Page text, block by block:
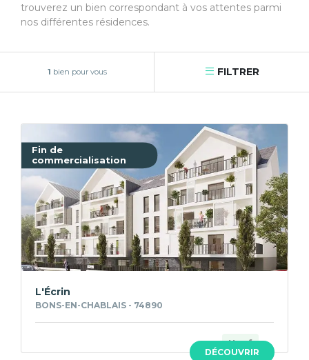
trouverez un bien correspondant à vos attentes parmi
nos différentes résidences.
1 bien pour vous FILTRER
Fin de
commercialisation
DÉCOUVRIR
L'Écrin
BONS-EN-CHABLAIS - 74890
Neuf